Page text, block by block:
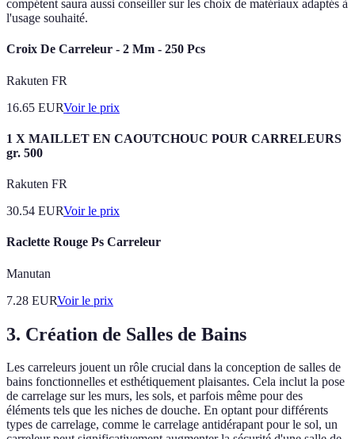
compétent saura aussi conseiller sur les choix de matériaux adaptés à
l'usage souhaité.
Croix De Carreleur - 2 Mm - 250 Pcs
Rakuten FR
16.65 EURVoir le prix
1 X MAILLET EN CAOUTCHOUC POUR CARRELEURS
gr. 500
Rakuten FR
30.54 EURVoir le prix
Raclette Rouge Ps Carreleur
Manutan
7.28 EURVoir le prix
3. Création de Salles de Bains
Les carreleurs jouent un rôle crucial dans la conception de salles de
bains fonctionnelles et esthétiquement plaisantes. Cela inclut la pose
de carrelage sur les murs, les sols, et parfois même pour des
éléments tels que les niches de douche. En optant pour différents
types de carrelage, comme le carrelage antidérapant pour le sol, un